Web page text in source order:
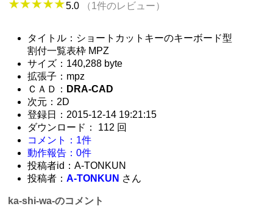
5.0 （1件のレビュー）
タイトル：ショートカットキーのキーボード型
割付一覧表枠 MPZ
サイズ：140,288 byte
拡張子：mpz
ＣＡＤ： DRA-CAD
次元：2D
登録日：2015-12-14 19:21:15
ダウンロード： 112 回
コメント：1件
動作報告：0件
投稿者id：A-TONKUN
投稿者：A-TONKUN さん
ka-shi-wa-のコメント